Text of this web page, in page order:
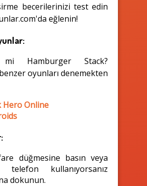
becerilerinizi test edin
eğlenin!
mi Hamburger Stack?
oyunları denemekten
Hero Online
düğmesine basın veya
telefon kullanıyorsanız
dokunun.